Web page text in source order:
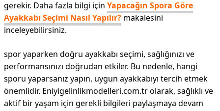
gerekir. Daha fazla bilgi için Yapacağın Spora Göre
Ayakkabı Seçimi Nasıl Yapılır? makalesini
inceleyebilirsiniz.
spor yaparken doğru ayakkabı seçimi, sağlığınızı ve
performansınızı doğrudan etkiler. Bu nedenle, hangi
sporu yaparsanız yapın, uygun ayakkabıyı tercih etmek
önemlidir. Eniyigelinlikmodelleri.com.tr olarak, sağlıklı ve
aktif bir yaşam için gerekli bilgileri paylaşmaya devam